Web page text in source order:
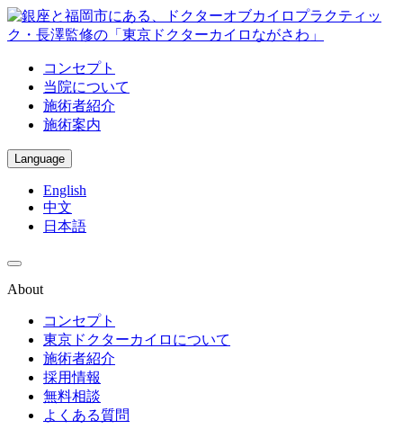
コンセプト
当院について
施術者紹介
施術案内
Language
English
中文
日本語
About
コンセプト
東京ドクターカイロについて
施術者紹介
採用情報
無料相談
よくある質問